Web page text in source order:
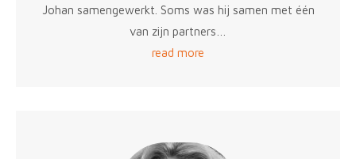
Johan samengewerkt. Soms was hij samen met één
van zijn partners…
read more